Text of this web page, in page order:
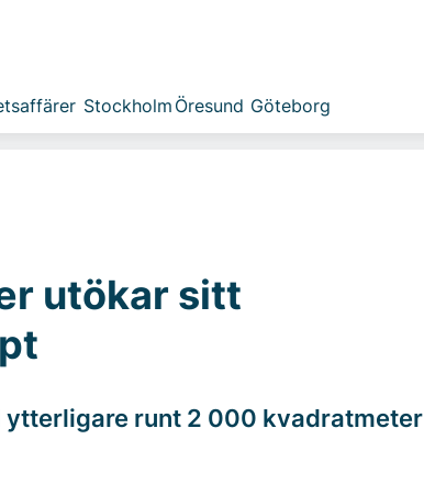
Stockholm Öresund Göteborg
utökar sitt
ytterligare runt 2 000 kvadratmeter